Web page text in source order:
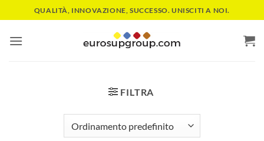
ai
contenuti
QUALITÀ, INNOVAZIONE, SUCCESSO. UNISCITI A NOI.
FILTRA